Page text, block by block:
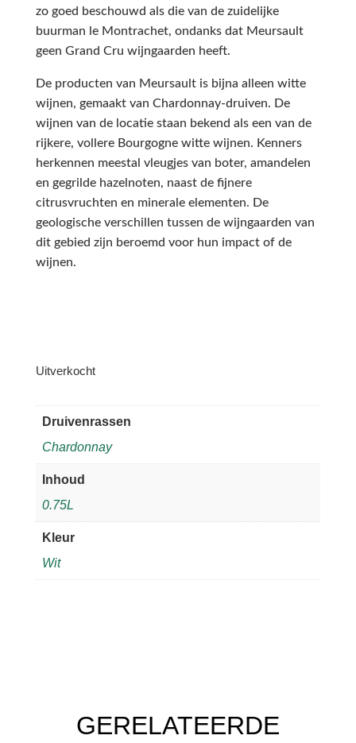
zo goed beschouwd als die van de zuidelijke
buurman le Montrachet, ondanks dat Meursault
geen Grand Cru wijngaarden heeft.
De producten van Meursault is bijna alleen witte
wijnen, gemaakt van Chardonnay-druiven. De
wijnen van de locatie staan bekend als een van de
rijkere, vollere Bourgogne witte wijnen. Kenners
herkennen meestal vleugjes van boter, amandelen
en gegrilde hazelnoten, naast de fijnere
citrusvruchten en minerale elementen. De
geologische verschillen tussen de wijngaarden van
dit gebied zijn beroemd voor hun impact of de
wijnen.
Uitverkocht
Druivenrassen
Chardonnay
Inhoud
0.75L
Kleur
Wit
GERELATEERDE